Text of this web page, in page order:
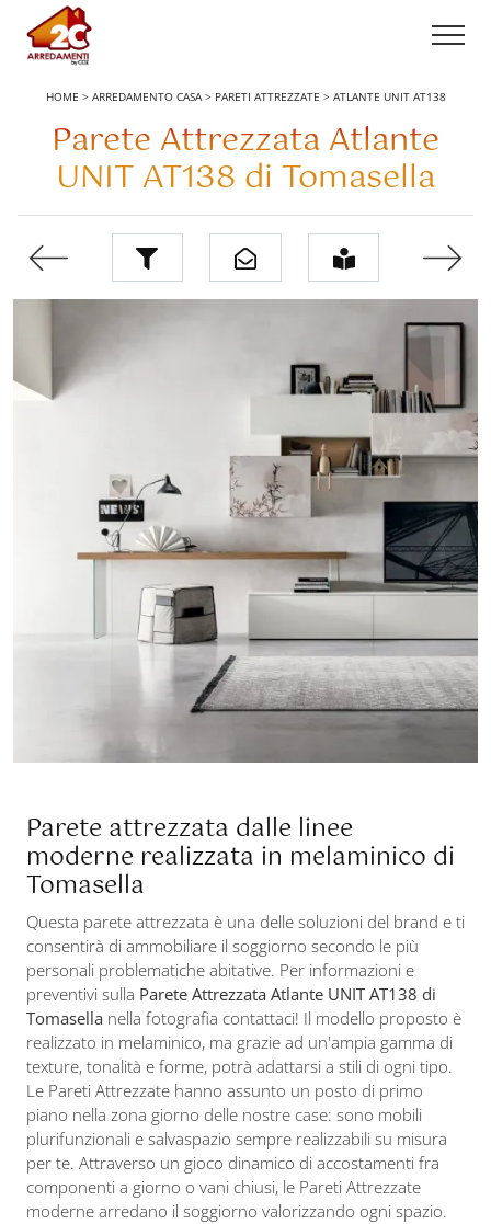
HOME > ARREDAMENTO CASA> PARETI ATTREZZATE > ATLANTE UNIT AT138
Parete Attrezzata Atlante
UNIT AT138 di Tomasella
Parete attrezzata dalle linee
moderne realizzata in melaminico di
Tomasella
Questa parete attrezzata è una delle soluzioni del brand e ti
consentirà di ammobiliare il soggiorno secondo le più
personali problematiche abitative. Per informazioni e
preventivi sulla Parete Attrezzata Atlante UNIT AT138 di
Tomasella nella fotografia contattaci! Il modello proposto è
realizzato in melaminico, ma grazie ad un'ampia gamma di
texture, tonalità e forme, potrà adattarsi a stili di ogni tipo.
Le Pareti Attrezzate hanno assunto un posto di primo
piano nella zona giorno delle nostre case: sono mobili
plurifunzionali e salvaspazio sempre realizzabili su misura
per te. Attraverso un gioco dinamico di accostamenti fra
componenti a giorno o vani chiusi, le Pareti Attrezzate
moderne arredano il soggiorno valorizzando ogni spazio.